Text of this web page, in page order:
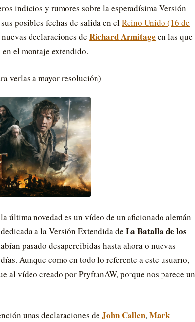
indicios y rumores sobre la esperadísima Versión
posibles fechas de salida en elReino Unido (16 de
declaraciones de Richard Armitage en las que
en el montaje extendido.
verlas a mayor resolución)
la última novedad es un vídeo de un aficionado alemán
a la Versión Extendida de La Batalla de los
pasado desapercibidas hasta ahora o nuevas
Aunque como en todo lo referente a este usuario,
al vídeo creado por PryftanAW, porque nos parece un
unas declaraciones de John Callen,Mark